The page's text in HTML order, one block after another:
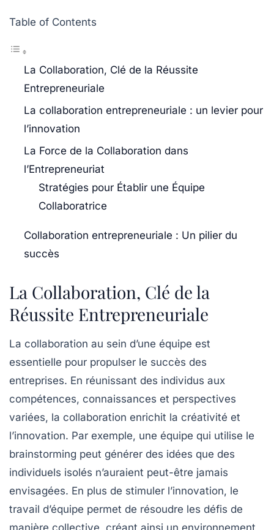
Table of Contents
La Collaboration, Clé de la Réussite
Entrepreneuriale
La collaboration entrepreneuriale : un levier pour
l’innovation
La Force de la Collaboration dans
l’Entrepreneuriat
Stratégies pour Établir une Équipe
Collaboratrice
Collaboration entrepreneuriale : Un pilier du
succès
La Collaboration, Clé de la
Réussite Entrepreneuriale
La collaboration au sein d’une équipe est
essentielle pour propulser le succès des
entreprises. En réunissant des individus aux
compétences, connaissances et perspectives
variées, la collaboration enrichit la créativité et
l’innovation. Par exemple, une équipe qui utilise le
brainstorming peut générer des idées que des
individuels isolés n’auraient peut-être jamais
envisagées. En plus de stimuler l’innovation, le
travail d’équipe permet de résoudre les défis de